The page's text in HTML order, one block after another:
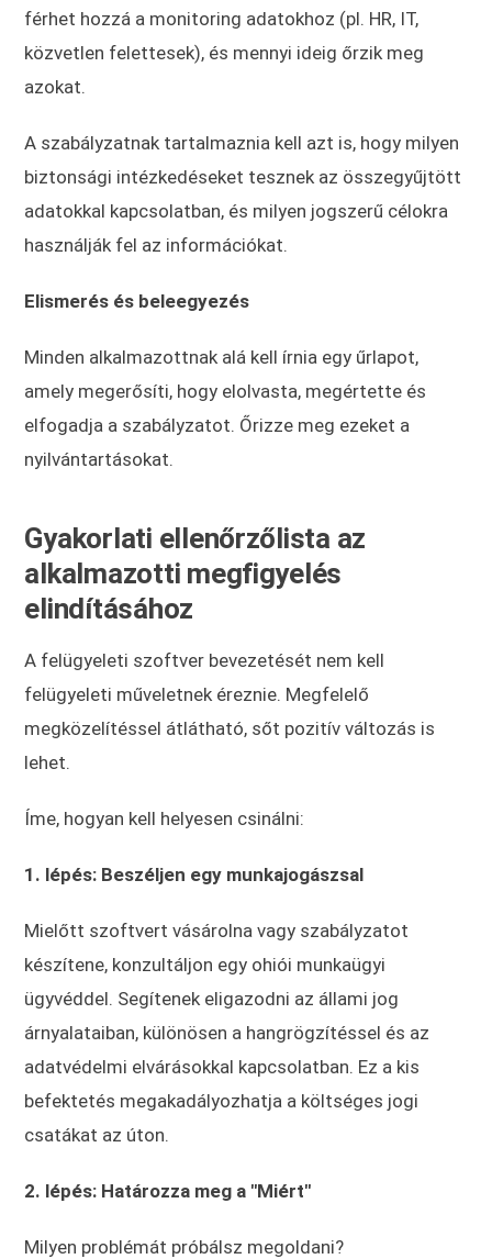
férhet hozzá a monitoring adatokhoz (pl. HR, IT,
közvetlen felettesek), és mennyi ideig őrzik meg
azokat.
A szabályzatnak tartalmaznia kell azt is, hogy milyen
biztonsági intézkedéseket tesznek az összegyűjtött
adatokkal kapcsolatban, és milyen jogszerű célokra
használják fel az információkat.
Elismerés és beleegyezés
Minden alkalmazottnak alá kell írnia egy űrlapot,
amely megerősíti, hogy elolvasta, megértette és
elfogadja a szabályzatot. Őrizze meg ezeket a
nyilvántartásokat.
Gyakorlati ellenőrzőlista az
alkalmazotti megfigyelés
elindításához
A felügyeleti szoftver bevezetését nem kell
felügyeleti műveletnek éreznie. Megfelelő
megközelítéssel átlátható, sőt pozitív változás is
lehet.
Íme, hogyan kell helyesen csinálni:
1. lépés: Beszéljen egy munkajogászsal
Mielőtt szoftvert vásárolna vagy szabályzatot
készítene, konzultáljon egy ohiói munkaügyi
ügyvéddel. Segítenek eligazodni az állami jog
árnyalataiban, különösen a hangrögzítéssel és az
adatvédelmi elvárásokkal kapcsolatban. Ez a kis
befektetés megakadályozhatja a költséges jogi
csatákat az úton.
2. lépés: Határozza meg a "Miért"
Milyen problémát próbálsz megoldani?